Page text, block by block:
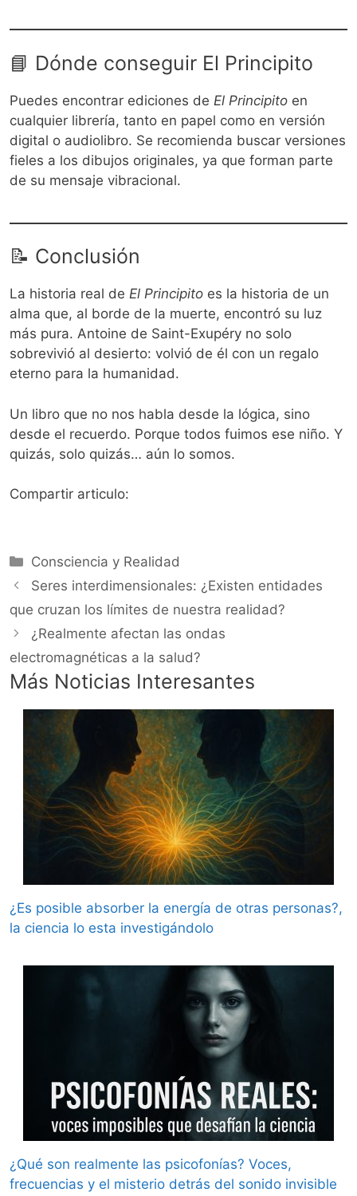
📘 Dónde conseguir El Principito
Puedes encontrar ediciones de El Principito en
cualquier librería, tanto en papel como en versión
digital o audiolibro. Se recomienda buscar versiones
fieles a los dibujos originales, ya que forman parte
de su mensaje vibracional.
📝 Conclusión
La historia real de El Principito es la historia de un
alma que, al borde de la muerte, encontró su luz
más pura. Antoine de Saint-Exupéry no solo
sobrevivió al desierto: volvió de él con un regalo
eterno para la humanidad.
Un libro que no nos habla desde la lógica, sino
desde el recuerdo. Porque todos fuimos ese niño. Y
quizás, solo quizás… aún lo somos.
Compartir articulo:
Categorías
Consciencia y Realidad
Seres interdimensionales: ¿Existen entidades
que cruzan los límites de nuestra realidad?
¿Realmente afectan las ondas
electromagnéticas a la salud?
Más Noticias Interesantes
¿Es posible absorber la energía de otras personas?,
la ciencia lo esta investigándolo
¿Qué son realmente las psicofonías? Voces,
frecuencias y el misterio detrás del sonido invisible